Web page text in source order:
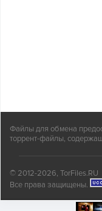
Файлы для обмена
торрент-файлы,
© 2012-2026, TorFiles.RU
Все права защищены.